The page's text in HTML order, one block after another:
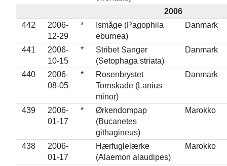
2006
442
2006-
12-29
*
Ismåge (Pagophila
eburnea)
Danmark
441
2006-
10-15
*
Stribet Sanger
(Setophaga striata)
Danmark
440
2006-
08-05
*
Rosenbrystet
Tornskade (Lanius
minor)
Danmark
439
2006-
01-17
*
Ørkendompap
(Bucanetes
githagineus)
Marokko
438
2006-
01-17
Hærfuglelærke
(Alaemon alaudipes)
Marokko